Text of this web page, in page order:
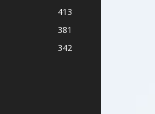
413
381
342